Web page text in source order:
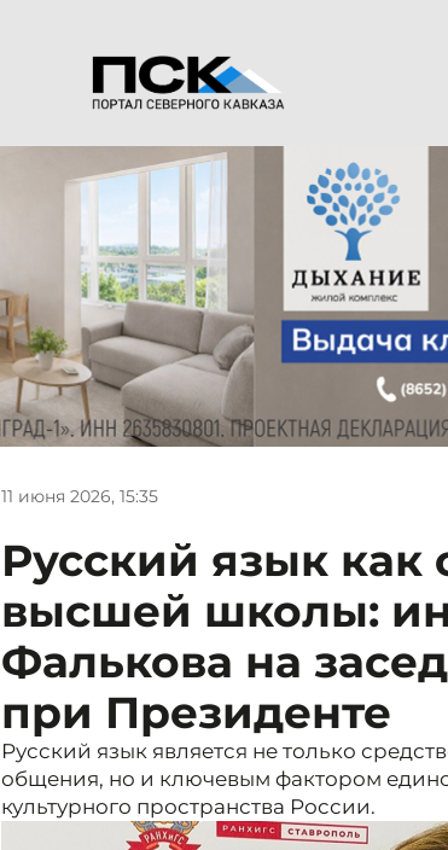
11 июня 2026, 15:35
Русский язык как
высшей школы:
Фалькова на
при Президенте
Русский язык является не только
общения, но и ключевым фактором
культурного пространства России.